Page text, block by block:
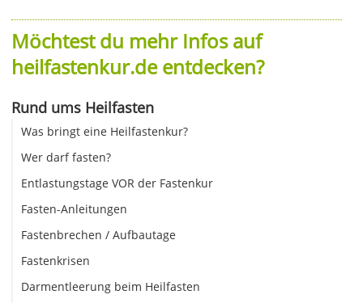
Möchtest du mehr Infos auf
heilfastenkur.de entdecken?
Rund ums Heilfasten
Was bringt eine Heilfastenkur?
Wer darf fasten?
Entlastungstage VOR der Fastenkur
Fasten-Anleitungen
Fastenbrechen / Aufbautage
Fastenkrisen
Darmentleerung beim Heilfasten